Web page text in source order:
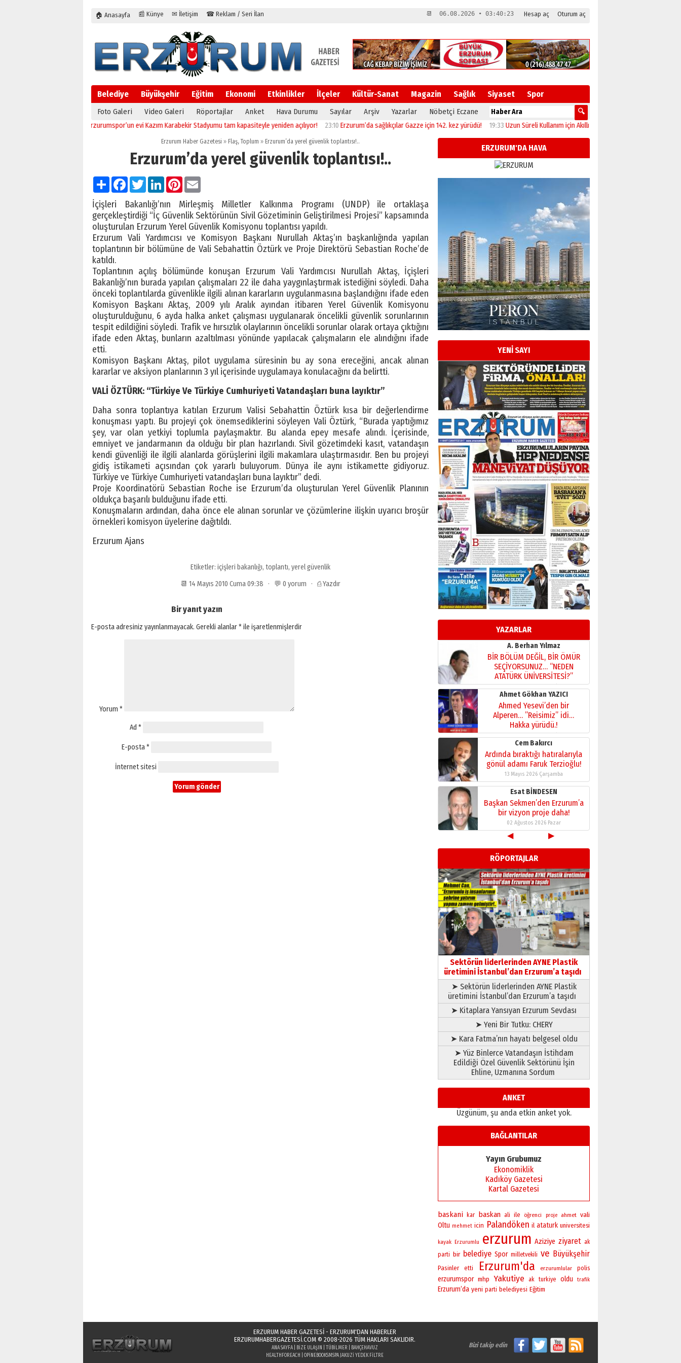
🏠 Anasayfa 📰 Künye ✉ İletişim ☎ Reklam / Seri İlan Hesap aç Oturum aç
📆 06.08.2026 • 03:40:24
Belediye Büyükşehir Eğitim Ekonomi Etkinlikler İlçeler Kültür-Sanat Magazin Sağlık Siyaset Spor
Foto Galeri Video Galeri Röportajlar Anket Hava Durumu Sayılar Arşiv Yazarlar Nöbetçi Eczane
Erzurumspor’un evi Kazım Karabekir Stadyumu tam kapasiteyle yeniden açılıyor! 23:10 Erzurum’da sağlıkçılar Gazze için 142. kez yürüdü! 19:33 Uzun Süreli Kullanım için Akıllı Telefon Pili Satın Alma Rehberi
Erzurum Haber Gazetesi » Flaş,Toplum » Erzurum’da yerel güvenlik toplantısı!..
Erzurum’da yerel güvenlik toplantısı!..
PaylaşFacebook
TwitterLinkedInPinterest
İçişleri Bakanlığı’nın Mirleşmiş Milletler Kalkınma Programı (UNDP) ile ortaklaşa
gerçekleştirdiği “İç Güvenlik Sektörünün Sivil Gözetiminin Geliştirilmesi Projesi” kapsamında
oluşturulan Erzurum Yerel Güvenlik Komisyonu toplantısı yapıldı.
Erzurum Vali Yardımcısı ve Komisyon Başkanı Nurullah Aktaş’ın başkanlığında yapılan
toplantının bir bölümüne de Vali Sebahattin Öztürk ve Proje Direktörü Sebastian Roche’de
katıldı.
Toplantının açılış bölümünde konuşan Erzurum Vali Yardımcısı Nurullah Aktaş, İçişleri
Bakanlığı’nın burada yapılan çalışmaları 22 ile daha yaygınlaştırmak istediğini söyledi. Daha
önceki toplantılarda güvenlikle ilgili alınan kararların uygulanmasına başlandığını ifade eden
Komisyon Başkanı Aktaş, 2009 yılı Aralık ayından itibaren Yerel Güvenlik Komisyonu
oluşturulduğunu, 6 ayda halka anket çalışması uygulanarak öncelikli güvenlik sorunlarının
tespit edildiğini söyledi. Trafik ve hırsızlık olaylarının öncelikli sorunlar olarak ortaya çıktığını
ifade eden Aktaş, bunların azaltılması yönünde yapılacak çalışmaların ele alındığını ifade
etti.
Komisyon Başkanı Aktaş, pilot uygulama süresinin bu ay sona ereceğini, ancak alınan
kararlar ve aksiyon planlarının 3 yıl içerisinde uygulamaya konulacağını da belirtti.
VALİ ÖZTÜRK: “Türkiye Ve Türkiye Cumhuriyeti Vatandaşları buna layıktır”
Daha sonra toplantıya katılan Erzurum Valisi Sebahattin Öztürk kısa bir değerlendirme
konuşması yaptı. Bu projeyi çok önemsediklerini söyleyen Vali Öztürk, “Burada yaptığımız
şey, var olan yetkiyi toplumla paylaşmaktır. Bu alanda epey mesafe alındı. İçerisinde,
emniyet ve jandarmanın da olduğu bir plan hazırlandı. Sivil gözetimdeki kasıt, vatandaşın
kendi güvenliği ile ilgili alanlarda görüşlerini ilgili makamlara ulaştırmasıdır. Ben bu projeyi
gidiş istikameti açısından çok yararlı buluyorum. Dünya ile aynı istikamette gidiyoruz.
Türkiye ve Türkiye Cumhuriyeti vatandaşları buna layıktır” dedi.
Proje Koordinatörü Sebastian Roche ise Erzurum’da oluşturulan Yerel Güvenlik Planının
oldukça başarılı bulduğunu ifade etti.
Konuşmaların ardından, daha önce ele alınan sorunlar ve çözümlerine ilişkin uyarıcı broşür
örnekleri komisyon üyelerine dağıtıldı.
Erzurum Ajans
Etiketler: içişleri bakanlığı, toplantı, yerel güvenlik
📆 14 Mayıs 2010 Cuma 09:38 · 💬 0 yorum · ⎙ Yazdır
Bir yanıt yazın
E-posta adresiniz yayınlanmayacak. Gerekli alanlar*ile işaretlenmişlerdir
Yorum *
Ad *
E-posta*
İnternet sitesi
ERZURUM'DA HAVA
YENİ SAYI
YAZARLAR
Esat BİNDESEN
Başkan Sekmen’den Erzurum’a
bir vizyon proje daha!
02 Ağustos 2026 Pazar
Kadir SABUNCUOĞLU
Erzurumspor’un köşe taşları
29 Haziran 2026 Pazartesi
Kenan GÜLERCİ
Murat Şahsuvaroğlu ERKON’da
çıtayı yukarı taşırken,
yönetimdekiler aşağı
çekmemeli!
17 Şubat 2026 SalıOrhan BOZKURT
Bir fotoğraf, bir şehir, bir
gazeteci… Dizginler kimin
elinde?
A. Berhan Yılmaz
BİR BÖLÜM DEĞİL, BİR ÖMÜR
SEÇİYORSUNUZ… “NEDEN
ATATÜRK ÜNİVERSİTESİ?”
28 Temmuz 2026 Salı
Ahmet Gökhan YAZICI
Ahmed Yesevi’den bir
Alperen… ”Reisimiz” idi…
Hakka yürüdü.!
26 Mart 2026 Perşembe
Cem Bakırcı
Ardında bıraktığı hatıralarıyla
gönül adamı Faruk Terzioğlu!
13 Mayıs 2026 Çarşamba
Esat BİNDESEN
Başkan Sekmen’den Erzurum’a
bir vizyon proje daha!
02 Ağustos 2026 Pazar
Kadir SABUNCUOĞLU
Erzurumspor’un köşe taşları
29 Haziran 2026 Pazartesi
Kenan GÜLERCİ
Murat Şahsuvaroğlu ERKON’da
çıtayı yukarı taşırken,
yönetimdekiler aşağı
çekmemeli!
17 Şubat 2026 SalıOrhan BOZKURT
Bir fotoğraf, bir şehir, bir
gazeteci… Dizginler kimin
elinde?
31 Mart 2026 Salı
A. Berhan Yılmaz
BİR BÖLÜM DEĞİL, BİR ÖMÜR
SEÇİYORSUNUZ… “NEDEN
ATATÜRK ÜNİVERSİTESİ?”
28 Temmuz 2026 Salı
Ahmet Gökhan YAZICI
Ahmed Yesevi’den bir
Alperen… ”Reisimiz” idi…
Hakka yürüdü.!
26 Mart 2026 Perşembe
Ardında bıraktığı hatıralarıyla
13 Mayıs 2026 Çarşamba
Esat BİNDESEN
Başkan Sekmen’den Erzurum’a
bir vizyon proje daha!
02 Ağustos 2026 Pazar
◀ ▶
RÖPORTAJLAR
Sektörün liderlerinden AYNE Plastik
üretimini İstanbul’dan Erzurum’a taşıdı
➤ Sektörün liderlerinden AYNE Plastik
üretimini İstanbul’dan Erzurum’a taşıdı
➤ Kitaplara Yansıyan Erzurum Sevdası
➤ Yeni Bir Tutku: CHERY
➤ Kara Fatma’nın hayatı belgesel oldu
➤ Yüz Binlerce Vatandaşın İstihdam
Edildiği Özel Güvenlik Sektörünü İşin
Ehline, Uzmanına Sordum
ANKET
Üzgünüm, şu anda etkin anket yok.
BAĞLANTILAR
Yayın Grubumuz
Ekonomiklik
Kadıköy Gazetesi
Kartal Gazetesi
baskani kar baskan ali ile öğrenci proje ahmet vali
Oltu mehmet icin Palandöken il ataturk universitesi
kayak Erzurumlu erzurum Aziziye ziyaret ak
parti bir belediye Spor milletvekili ve Büyükşehir
Pasinler etti Erzurum'da erzurumlular polis
erzurumspor mhp Yakutiye ak turkiye oldu trafik
Erzurum’da yeni parti belediyesi Eğitim
ERZURUM HABER GAZETESİ - ERZURUM'DAN HABERLER
ERZURUMHABERGAZETESI.COM© 2008-2026 TÜM HAKLARI SAKLIDIR.
ANA SAYFA| BIZE ULAŞIN TÜBILMER
BAHÇEHAVUZ
HEALTHFOREACH
OPINEBOOKSMSPA JAKUZI YEDEK FILTRE
Bizi takip edin